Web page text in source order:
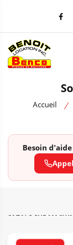
Accueil
Besoin
CATALOGUE